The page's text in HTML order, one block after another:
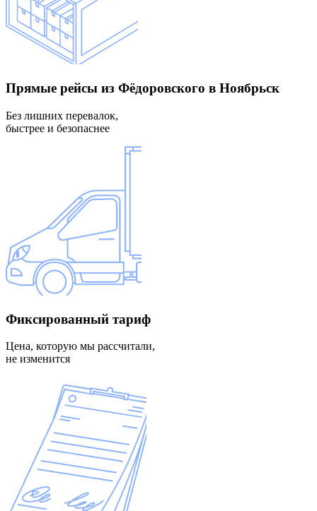
Прямые рейсы из Фёдоровского в Ноябрьск
Без лишних перевалок,
быстрее и безопаснее
Фиксированный тариф
Цена, которую мы рассчитали,
не изменится